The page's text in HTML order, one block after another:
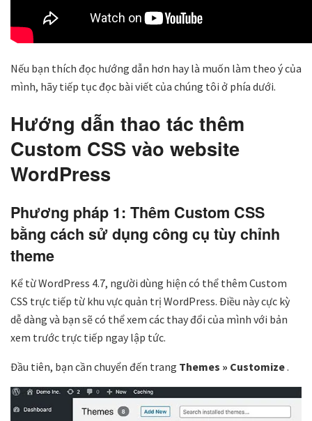
Nếu bạn thích đọc hướng dẫn hơn hay là muốn làm theo ý của
mình, hãy tiếp tục đọc bài viết của chúng tôi ở phía dưới.
Hướng dẫn thao tác thêm
Custom CSS vào website
WordPress
Phương pháp 1: Thêm Custom CSS
bằng cách sử dụng công cụ tùy chỉnh
theme
Kể từ WordPress 4.7, người dùng hiện có thể thêm Custom
CSS trực tiếp từ khu vực quản trị WordPress. Điều này cực kỳ
dễ dàng và bạn sẽ có thể xem các thay đổi của mình với bản
xem trước trực tiếp ngay lập tức.
Đầu tiên, bạn cần chuyển đến trang Themes » Customize.